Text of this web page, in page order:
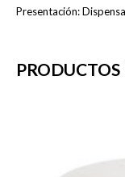
Presentación: